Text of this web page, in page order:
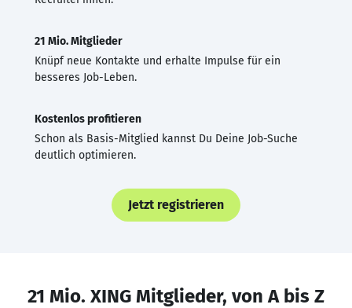
21 Mio. Mitglieder
Knüpf neue Kontakte und erhalte Impulse für ein
besseres Job-Leben.
Kostenlos profitieren
Schon als Basis-Mitglied kannst Du Deine Job-Suche
deutlich optimieren.
Jetzt registrieren
21 Mio. XING Mitglieder, von A bis Z